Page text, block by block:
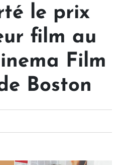
le prix
film au
Film
Boston